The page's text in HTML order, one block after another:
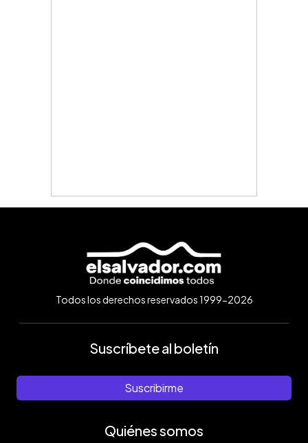
Todos los derechos reservados 1999-2026
Suscríbete al boletín
Suscribirme
Quiénes somos